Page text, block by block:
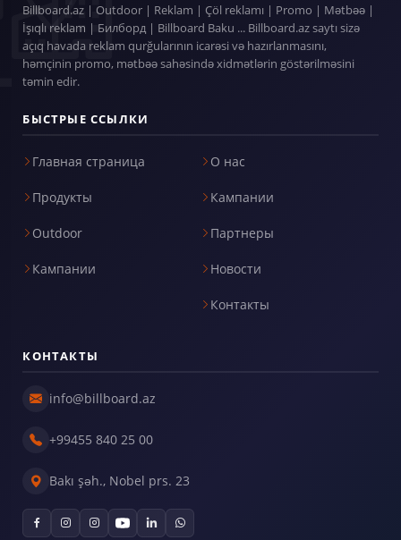
Billboard.az | Outdoor | Reklam | Çöl reklamı | Promo | Mətbəə |
İşıqlı reklam | Билборд | Billboard Baku ... Billboard.az saytı sizə
açıq havada reklam qurğularının icarəsi və hazırlanmasını,
həmçinin promo, mətbəə sahəsində xidmətlərin göstərilməsini
təmin edir.
БЫСТРЫЕ ССЫЛКИ
Главная страница
Продукты
Outdoor
Кампании
О нас
Кампании
Партнеры
Новости
Контакты
КОНТАКТЫ
info@billboard.az
+99455 840 25 00
Bakı şəh., Nobel prs. 23